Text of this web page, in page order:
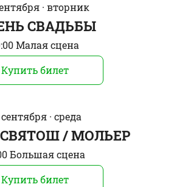
· вторник
СВAДЬБЫ
Малая сцена
Купить билет
· среда
/ МОЛЬЕР
Большая сцена
Купить билет